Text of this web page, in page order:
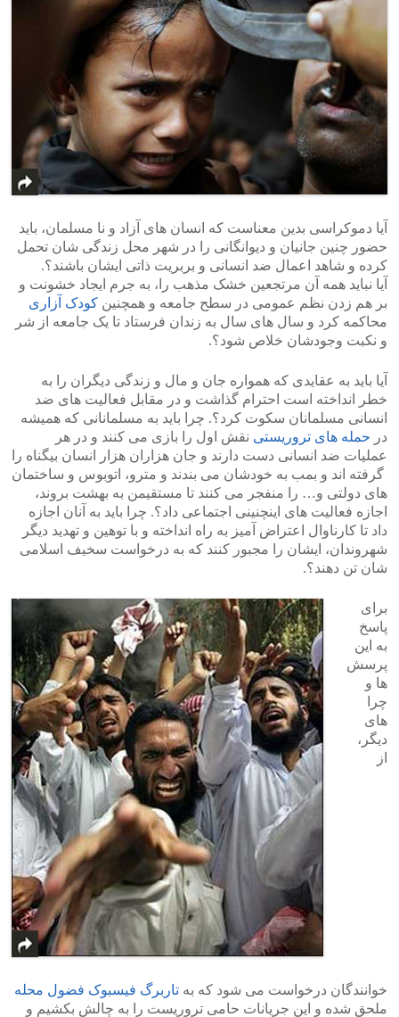
آیا دموکراسی بدین معناست که انسان های آزاد و نا مسلمان، باید
حضور چنین جانیان و دیوانگانی را در شهر محل زندگی شان تحمل
کرده و شاهد اعمال ضد انسانی و بربریت ذاتی ایشان باشند؟.
آیا نباید همه آن مرتجعین خشک مذهب را، به جرم ایجاد خشونت و
بر هم زدن نظم عمومی در سطح جامعه و همچنین کودک آزاری
محاکمه کرد و سال های سال به زندان فرستاد تا یک جامعه از شر
و نکبت وجودشان خلاص شود؟.
آیا باید به عقایدی که همواره جان و مال و زندگی دیگران را به
خطر انداخته است احترام گذاشت و در مقابل فعالیت های ضد
انسانی مسلمانان سکوت کرد؟. چرا باید به مسلمانانی که همیشه
در حمله های تروریستی نقش اول را بازی می کنند و در هر
عملیات ضد انسانی دست دارند و جان هزاران هزار انسان بیگناه را
گرفته اند و بمب به خودشان می بندند و مترو، اتوبوس و ساختمان
های دولتی و… را منفجر می کنند تا مستقیمن به بهشت بروند،
اجازه فعالیت های اینچنینی اجتماعی داد؟. چرا باید به آنان اجازه
داد تا کارناوال اعتراض آمیز به راه انداخته و با توهین و تهدید دیگر
شهروندان، ایشان را مجبور کنند که به درخواست سخیف اسلامی
شان تن دهند؟.
برای
پاسخ
به این
پرسش
ها و
چرا
های
دیگر،
از
خوانندگان درخواست می شود که به تاربرگ فیسبوک فضول محله
ملحق شده و این جریانات حامی تروریست را به چالش بکشیم و